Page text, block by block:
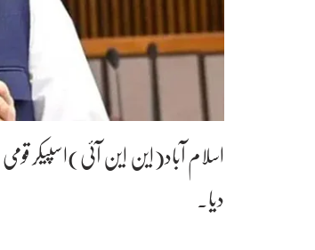
اسلام آباد(این این آئی)اسپیکر
دیا۔